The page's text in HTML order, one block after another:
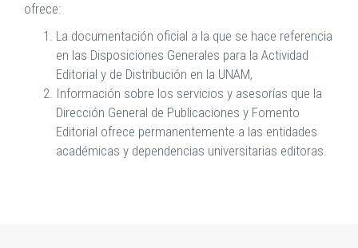
ofrece:
La documentación oficial a la que se hace referencia
en las Disposiciones Generales para la Actividad
Editorial y de Distribución en la UNAM,
Información sobre los servicios y asesorías que la
Dirección General de Publicaciones y Fomento
Editorial ofrece permanentemente a las entidades
académicas y dependencias universitarias editoras.